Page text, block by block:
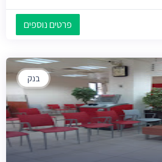
פרטים נוספים
בנק